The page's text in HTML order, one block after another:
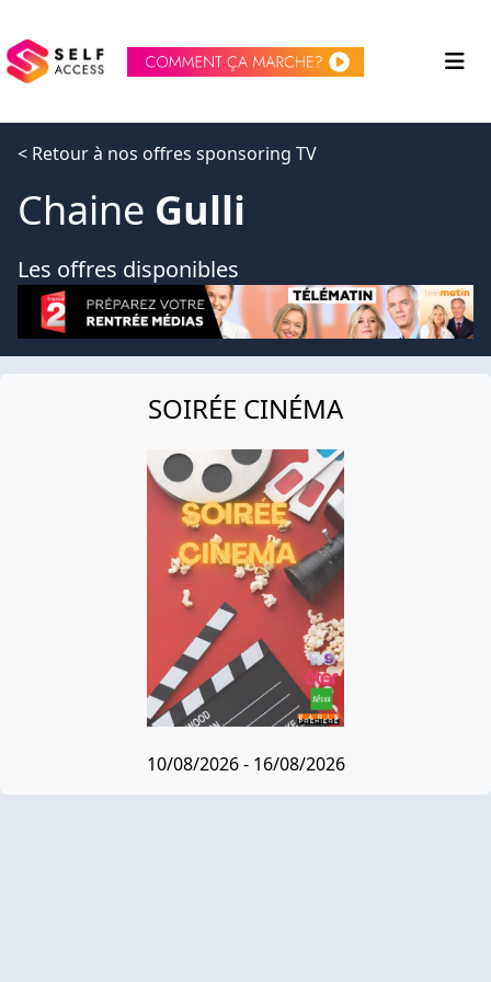
< Retour à nos offres sponsoring TV
Chaine Gulli
Les offres disponibles
SOIRÉE CINÉMA
10/08/2026 - 16/08/2026